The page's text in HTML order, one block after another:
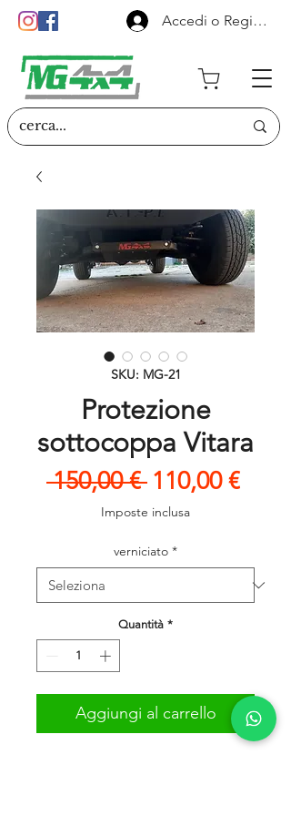
Accedi o Registrati
SKU: MG-21
Protezione
sottocoppa Vitara
150,00 € Prezzo
regolare
110,00 €
Imposte inclusa
verniciato *
Quantità *
Aggiungi al carrello